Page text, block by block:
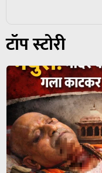
टॉप स्टोरी